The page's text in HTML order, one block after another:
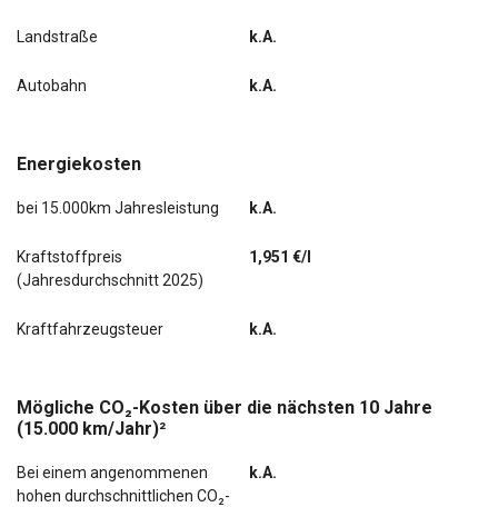
Fzg. ohne Bodenbelag Vinyl im Lade-/Fahrgastraum
Generator 240 A
Schiebetür Lade-/Fahrgastraum rechts
Landstraße k.A.
Autobahn k.A.
Energiekosten
bei 15.000km Jahresleistung k.A.
Kraftstoffpreis
(Jahresdurchschnitt 2025)
1,951 €/l
Kraftfahrzeugsteuer k.A.
Mögliche CO₂-Kosten über die nächsten 10 Jahre
(15.000 km/Jahr)²
Bei einem angenommenen
hohen durchschnittlichen CO₂-
k.A.